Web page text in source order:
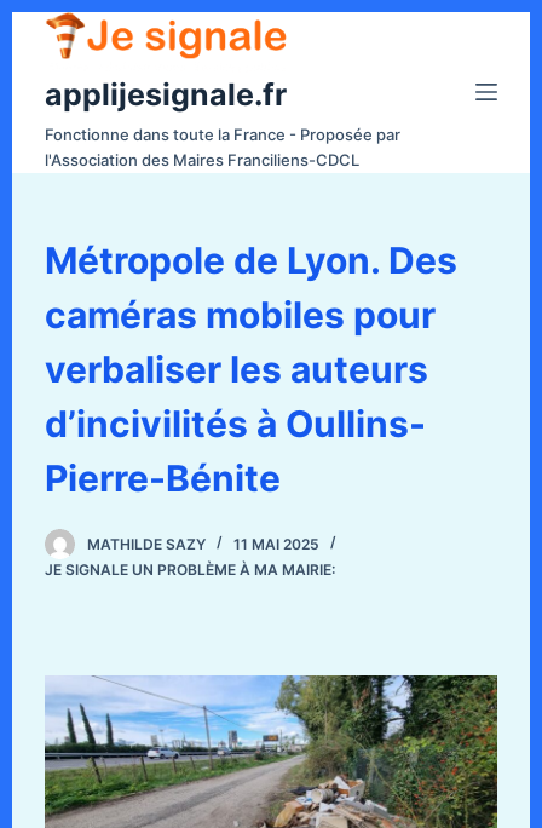
applijesignale.fr
Fonctionne dans toute la France - Proposée par
l'Association des Maires Franciliens-CDCL
Métropole de Lyon. Des
caméras mobiles pour
verbaliser les auteurs
d’incivilités à Oullins-
Pierre-Bénite
MATHILDE SAZY
11 MAI 2025
JE SIGNALE UN PROBLÈME À MA MAIRIE: